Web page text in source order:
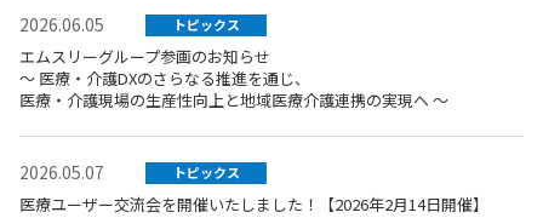
2026.06.05 トピックス
エムスリーグループ参画のお知らせ
～ 医療・介護DXのさらなる推進を通じ、
医療・介護現場の生産性向上と地域医療介護連携の実現へ ～
2026.05.07 トピックス
医療ユーザー交流会を開催いたしました！【2026年2月14日開催】